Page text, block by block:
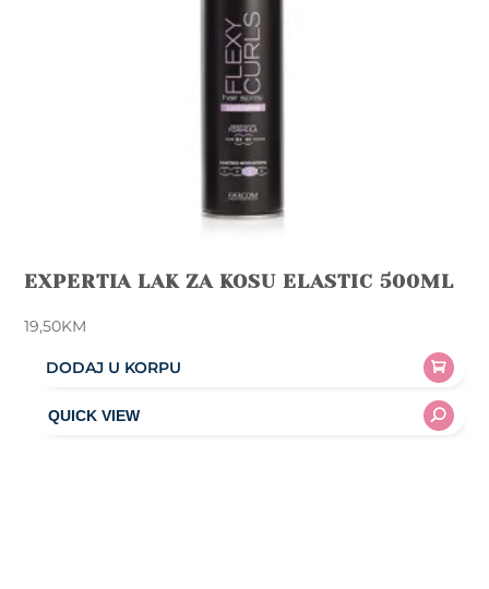
EXPERTIA LAK ZA KOSU ELASTIC 500ML
19,50KM
DODAJ U KORPU